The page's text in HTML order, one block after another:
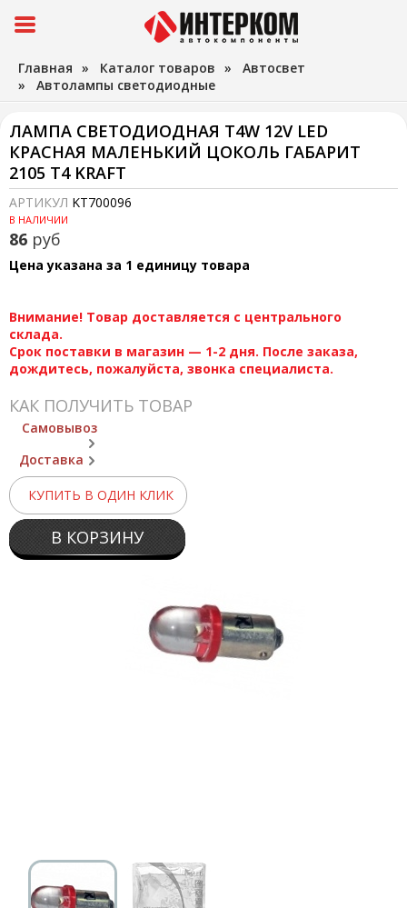
Главная » Каталог товаров » Автосвет
» Автолампы светодиодные
ЛАМПА СВЕТОДИОДНАЯ T4W 12V LED
КРАСНАЯ МАЛЕНЬКИЙ ЦОКОЛЬ ГАБАРИТ
2105 T4 KRAFT
АРТИКУЛ KT700096
В НАЛИЧИИ
86 руб
Цена указана за 1 единицу товара
Внимание! Товар доставляется с центрального
склада.
Срок поставки в магазин — 1-2 дня. После заказа,
дождитесь, пожалуйста, звонка специалиста.
КАК ПОЛУЧИТЬ ТОВАР
Самовывоз
Доставка
КУПИТЬ В ОДИН КЛИК
В КОРЗИНУ